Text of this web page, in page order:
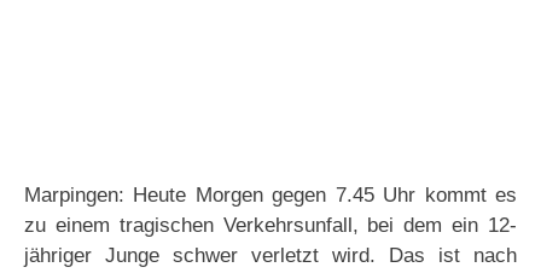
Marpingen: Heute Morgen gegen 7.45 Uhr kommt es
zu einem tragischen Verkehrsunfall, bei dem ein 12-
jähriger Junge schwer verletzt wird. Das ist nach